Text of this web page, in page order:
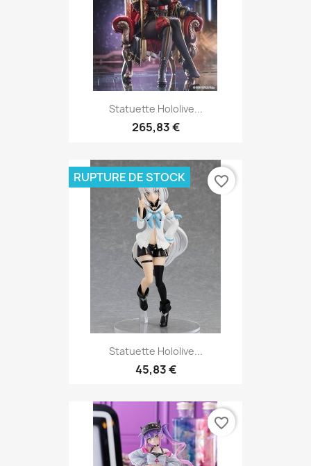
Statuette Hololive...
265,83 €
Statuette Hololive...
45,83 €
RUPTURE DE STOCK favorite_border
favorite_border